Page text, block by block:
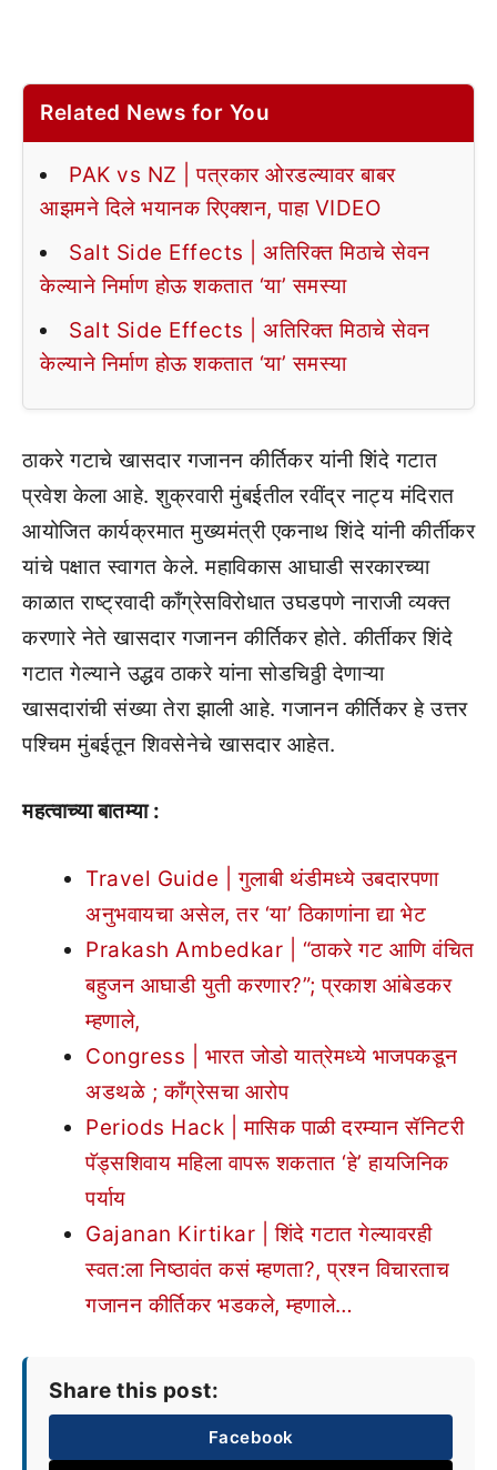
Related News for You
PAK vs NZ | पत्रकार ओरडल्यावर बाबर
आझमने दिले भयानक रिएक्शन, पाहा VIDEO
Salt Side Effects | अतिरिक्त मिठाचे सेवन
केल्याने निर्माण होऊ शकतात ‘या’ समस्या
Salt Side Effects | अतिरिक्त मिठाचे सेवन
केल्याने निर्माण होऊ शकतात ‘या’ समस्या
ठाकरे गटाचे खासदार गजानन कीर्तिकर यांनी शिंदे गटात
प्रवेश केला आहे. शुक्रवारी मुंबईतील रवींद्र नाट्य मंदिरात
आयोजित कार्यक्रमात मुख्यमंत्री एकनाथ शिंदे यांनी कीर्तीकर
यांचे पक्षात स्वागत केले. महाविकास आघाडी सरकारच्या
काळात राष्ट्रवादी काँग्रेसविरोधात उघडपणे नाराजी व्यक्त
करणारे नेते खासदार गजानन कीर्तिकर होते. कीर्तीकर शिंदे
गटात गेल्याने उद्धव ठाकरे यांना सोडचिठ्ठी देणाऱ्या
खासदारांची संख्या तेरा झाली आहे. गजानन कीर्तिकर हे उत्तर
पश्चिम मुंबईतून शिवसेनेचे खासदार आहेत.
महत्वाच्या बातम्या :
Travel Guide | गुलाबी थंडीमध्ये उबदारपणा
अनुभवायचा असेल, तर ‘या’ ठिकाणांना द्या भेट
Prakash Ambedkar | “ठाकरे गट आणि वंचित
बहुजन आघाडी युती करणार?”; प्रकाश आंबेडकर
म्हणाले,
Congress | भारत जोडो यात्रेमध्ये भाजपकडून
अडथळे ; काँग्रेसचा आरोप
Periods Hack | मासिक पाळी दरम्यान सॅनिटरी
पॅड्सशिवाय महिला वापरू शकतात ‘हे’ हायजिनिक
पर्याय
Gajanan Kirtikar | शिंदे गटात गेल्यावरही
स्वत:ला निष्ठावंत कसं म्हणता?, प्रश्न विचारताच
गजानन कीर्तिकर भडकले, म्हणाले…
Share this post:
Facebook